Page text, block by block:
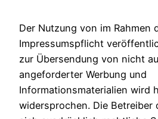
Der Nutzung von im Rahmen
Impressumspflicht
zur Übersendung von nicht
angeforderter Werbung und
Informationsmaterialien wird
widersprochen. Die Betreiber